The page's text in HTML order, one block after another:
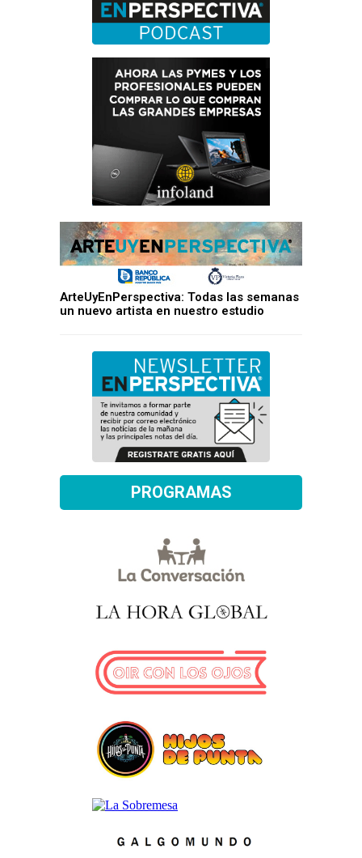
ArteUyEnPerspectiva: Todas las semanas
un nuevo artista en nuestro estudio
PROGRAMAS